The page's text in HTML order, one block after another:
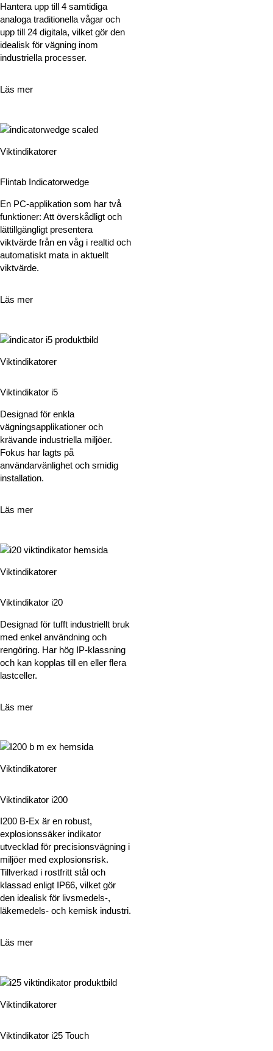
Hantera upp till 4 samtidiga
analoga traditionella vågar och
upp till 24 digitala, vilket gör den
idealisk för vägning inom
industriella processer.
Läs mer
Viktindikatorer
Flintab Indicatorwedge
En PC-applikation som har två
funktioner: Att överskådligt och
lättillgängligt presentera
viktvärde från en våg i realtid och
automatiskt mata in aktuellt
viktvärde.
Läs mer
Viktindikatorer
Viktindikator i5
Designad för enkla
vägningsapplikationer och
krävande industriella miljöer.
Fokus har lagts på
användarvänlighet och smidig
installation.
Läs mer
Viktindikatorer
Viktindikator i20
Designad för tufft industriellt bruk
med enkel användning och
rengöring. Har hög IP-klassning
och kan kopplas till en eller flera
lastceller.
Läs mer
Viktindikatorer
Viktindikator i200
I200 B-Ex är en robust,
explosionssäker indikator
utvecklad för precisionsvägning i
miljöer med explosionsrisk.
Tillverkad i rostfritt stål och
klassad enligt IP66, vilket gör
den idealisk för livsmedels-,
läkemedels- och kemisk industri.
Läs mer
Viktindikatorer
Viktindikator i25 Touch